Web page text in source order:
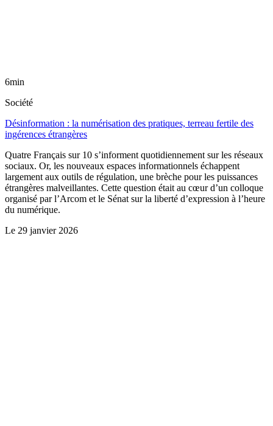
6min
Société
Désinformation : la numérisation des pratiques, terreau fertile des
ingérences étrangères
Quatre Français sur 10 s’informent quotidiennement sur les réseaux
sociaux. Or, les nouveaux espaces informationnels échappent
largement aux outils de régulation, une brèche pour les puissances
étrangères malveillantes. Cette question était au cœur d’un colloque
organisé par l’Arcom et le Sénat sur la liberté d’expression à l’heure
du numérique.
Le 29 janvier 2026